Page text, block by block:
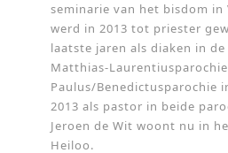
seminarie van het bisdom in
werd in 2013 tot priester
laatste jaren als diaken in de
Matthias-
Paulus/Benedictusparochie
2013 als pastor in beide
Jeroen de Wit woont nu in
Heiloo.